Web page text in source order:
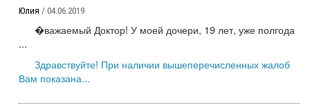
Юлия / 04.06.2019
�важаемый Доктор! У моей дочери, 19 лет, уже полгода
...
Здравствуйте! При наличии вышеперечисленных жалоб
Вам показана...